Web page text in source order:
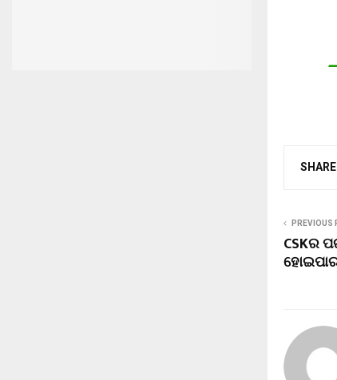
SHARE
PREVIOUS
CSKର